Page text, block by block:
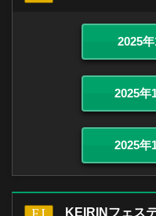
2025
2025年
2025年
KEIRINフェス